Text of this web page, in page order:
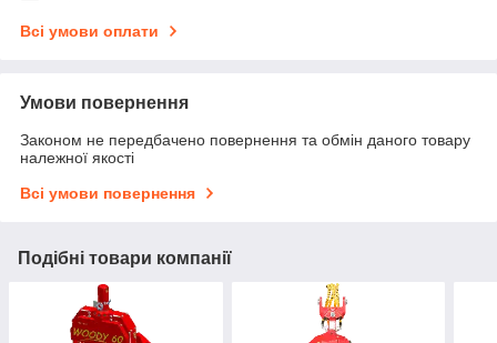
Всі умови оплати
Умови повернення
Законом не передбачено повернення та обмін даного товару
належної якості
Всі умови повернення
Подібні товари компанії